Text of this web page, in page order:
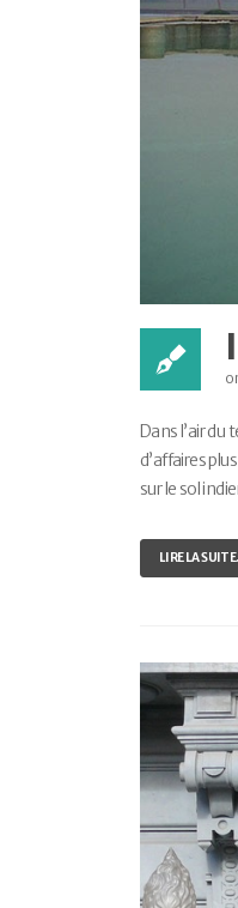
Dans l’air
d’affaires
sur le sol
LIRE LA